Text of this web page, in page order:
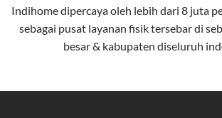
Indihome dipercaya oleh lebih dari 8 juta
sebagai pusat layanan fisik tersebar di
besar & kabupaten diseluruh